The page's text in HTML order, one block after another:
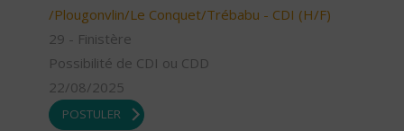
/Plougonvlin/Le Conquet/Trébabu - CDI (H/F)
29 - Finistère
Possibilité de CDI ou CDD
22/08/2025
POSTULER